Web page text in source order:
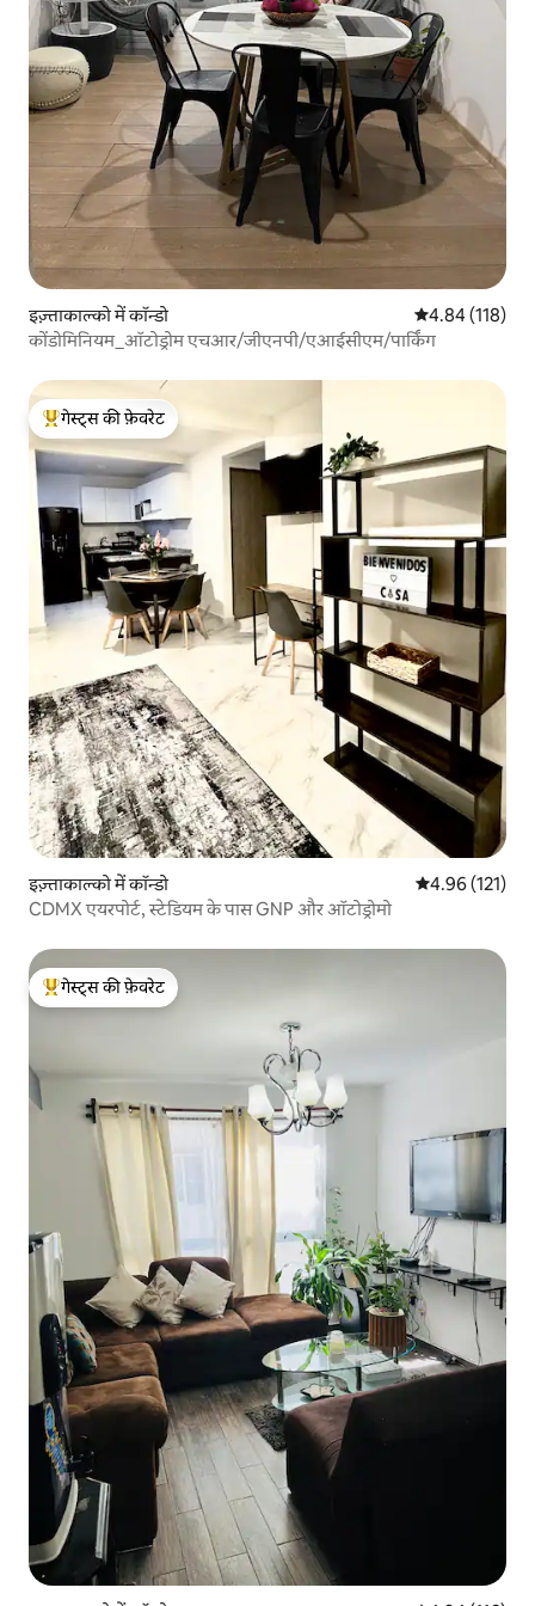
इज़्ताकाल्को में कॉन्डो औसत रेटिंग 5 में से
4.84 (118)
कोंडोमिनियम_ऑटोड्रोम एचआर/जीएनपी/एआईसीएम/पार्किंग
गेस्ट्स का टॉप फ़ेवरेट
गेस्ट्स की फ़ेवरेट
इज़्ताकाल्को में कॉन्डो औसत रेटिंग 5 में से
4.96 (121)
CDMX एयरपोर्ट, स्टेडियम के पास GNP और ऑटोड्रोमो
गेस्ट्स का टॉप फ़ेवरेट
गेस्ट्स की फ़ेवरेट